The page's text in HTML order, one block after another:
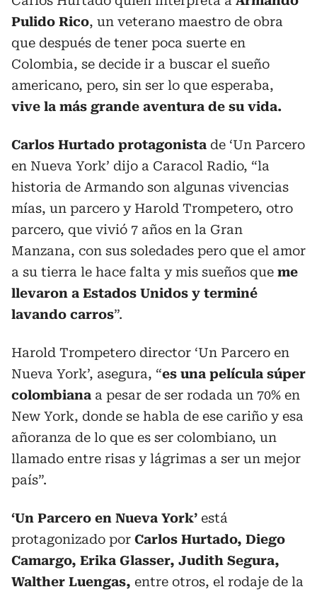
Pulido Rico, un veterano maestro de obra
que después de tener poca suerte en
Colombia, se decide ir a buscar el sueño
americano, pero, sin ser lo que esperaba,
vive la más grande aventura de su vida.
Carlos Hurtado protagonista de ‘Un Parcero
en Nueva York’ dijo a Caracol Radio, “la
historia de Armando son algunas vivencias
mías, un parcero y Harold Trompetero, otro
parcero, que vivió 7 años en la Gran
Manzana, con sus soledades pero que el amor
a su tierra le hace falta y mis sueños que me
llevaron a Estados Unidos y terminé
lavando carros”.
Harold Trompetero director ‘Un Parcero en
Nueva York’, asegura, “es una película súper
colombiana a pesar de ser rodada un 70% en
New York, donde se habla de ese cariño y esa
añoranza de lo que es ser colombiano, un
llamado entre risas y lágrimas a ser un mejor
país”.
‘Un Parcero en Nueva York’ está
protagonizado por Carlos Hurtado, Diego
Camargo, Erika Glasser, Judith Segura,
Walther Luengas, entre otros, el rodaje de la